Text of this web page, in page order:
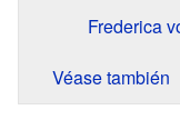
Frederica
Véase también